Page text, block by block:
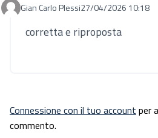
Commento 1006
Gian Carlo Plessi27/04/2026 10:18
corretta e riproposta
Connessione con il tuo account per
commento.